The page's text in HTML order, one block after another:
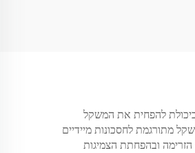
להפחית את המשקל
המבנית שלו. הפחתת המשקל מתורגמת לחסכונות מיידיים
הזרימה ובהפחתת הצמיגות